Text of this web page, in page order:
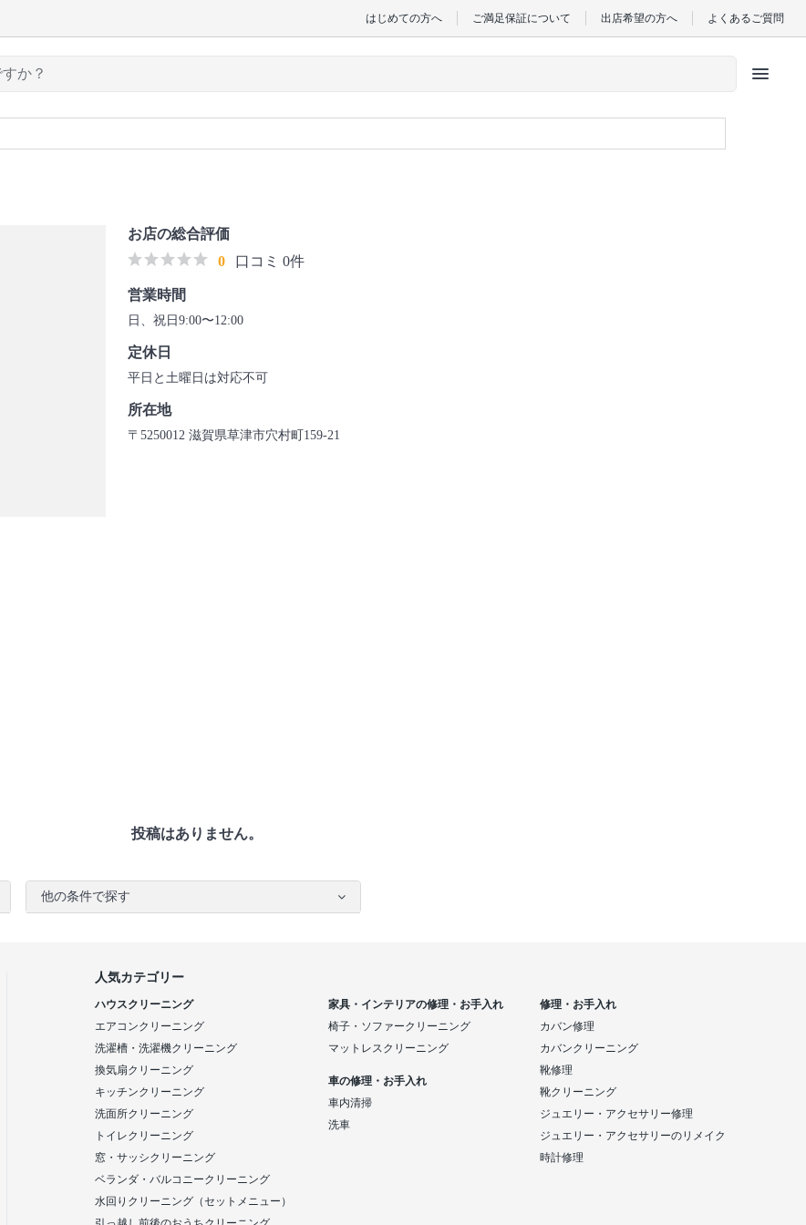
はじめての方へ ご満足保証について 出店希望の方へ よくあるご質問
menu
お店の総合評価
0
口コミ 0件
営業時間
日、祝日9:00〜12:00
定休日
平日と土曜日は対応不可
所在地
〒5250012 滋賀県草津市穴村町159-21
投稿はありません。
他の条件で探す
人気カテゴリー
ハウスクリーニング
エアコンクリーニング
洗濯槽・洗濯機クリーニング
換気扇クリーニング
キッチンクリーニング
洗面所クリーニング
トイレクリーニング
窓・サッシクリーニング
ベランダ・バルコニークリーニング
水回りクリーニング（セットメニュー）
家具・インテリアの修理・お手入れ
椅子・ソファークリーニング
マットレスクリーニング
車の修理・お手入れ
車内清掃
洗車
修理・お手入れ
カバン修理
カバンクリーニング
靴修理
靴クリーニング
ジュエリー・アクセサリー修理
ジュエリー・アクセサリーのリメイク
時計修理